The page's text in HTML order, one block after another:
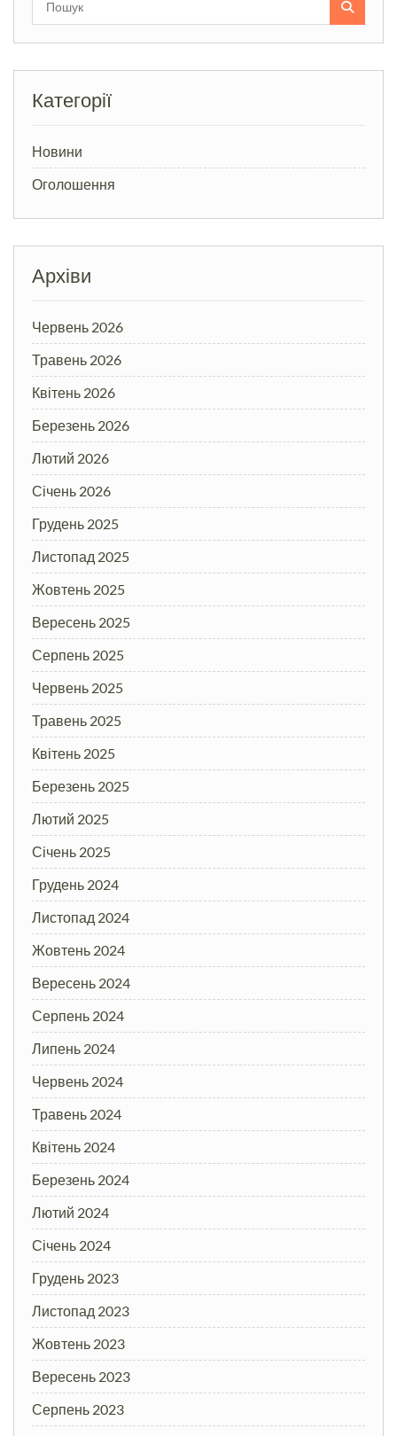
Категорії
Новини
Оголошення
Архіви
Червень 2026
Травень 2026
Квітень 2026
Березень 2026
Лютий 2026
Січень 2026
Грудень 2025
Листопад 2025
Жовтень 2025
Вересень 2025
Серпень 2025
Червень 2025
Травень 2025
Квітень 2025
Березень 2025
Лютий 2025
Січень 2025
Грудень 2024
Листопад 2024
Жовтень 2024
Вересень 2024
Серпень 2024
Липень 2024
Червень 2024
Травень 2024
Квітень 2024
Березень 2024
Лютий 2024
Січень 2024
Грудень 2023
Листопад 2023
Жовтень 2023
Вересень 2023
Серпень 2023